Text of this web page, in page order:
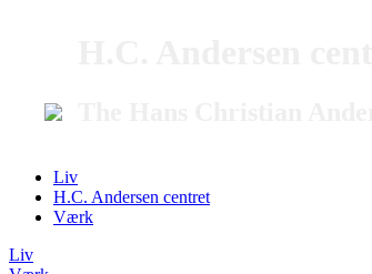
Liv
H.C. Andersen centret
Værk
Liv